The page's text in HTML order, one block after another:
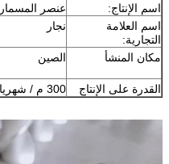
اسم الإنتاج:
عنصر المسمار
اسم العلامة
التجارية:
نجار
مكان المنشأ الصين
القدرة على الإنتاج
300 م / شهريا